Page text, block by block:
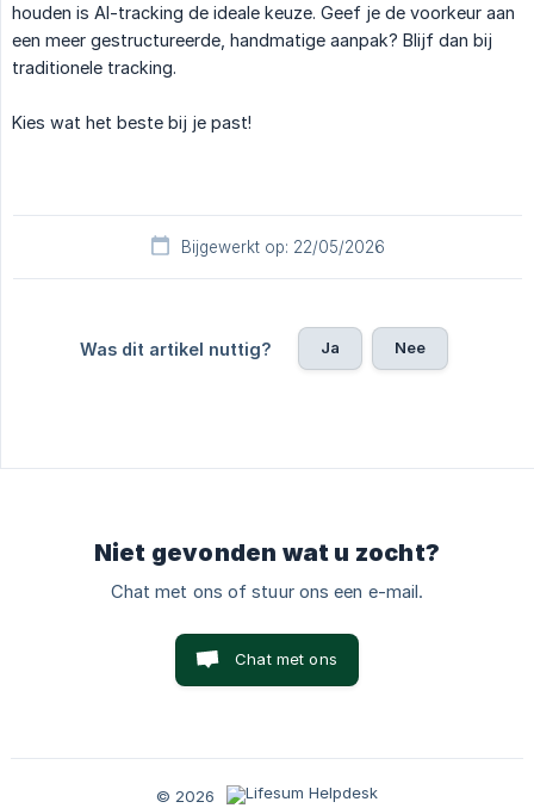
houden is AI-tracking de ideale keuze. Geef je de voorkeur aan
een meer gestructureerde, handmatige aanpak? Blijf dan bij
traditionele tracking.
Kies wat het beste bij je past!
Bijgewerkt op: 22/05/2026
Was dit artikel nuttig? Ja Nee
Niet gevonden wat u zocht?
Chat met ons of stuur ons een e-mail.
Chat met ons
© 2026